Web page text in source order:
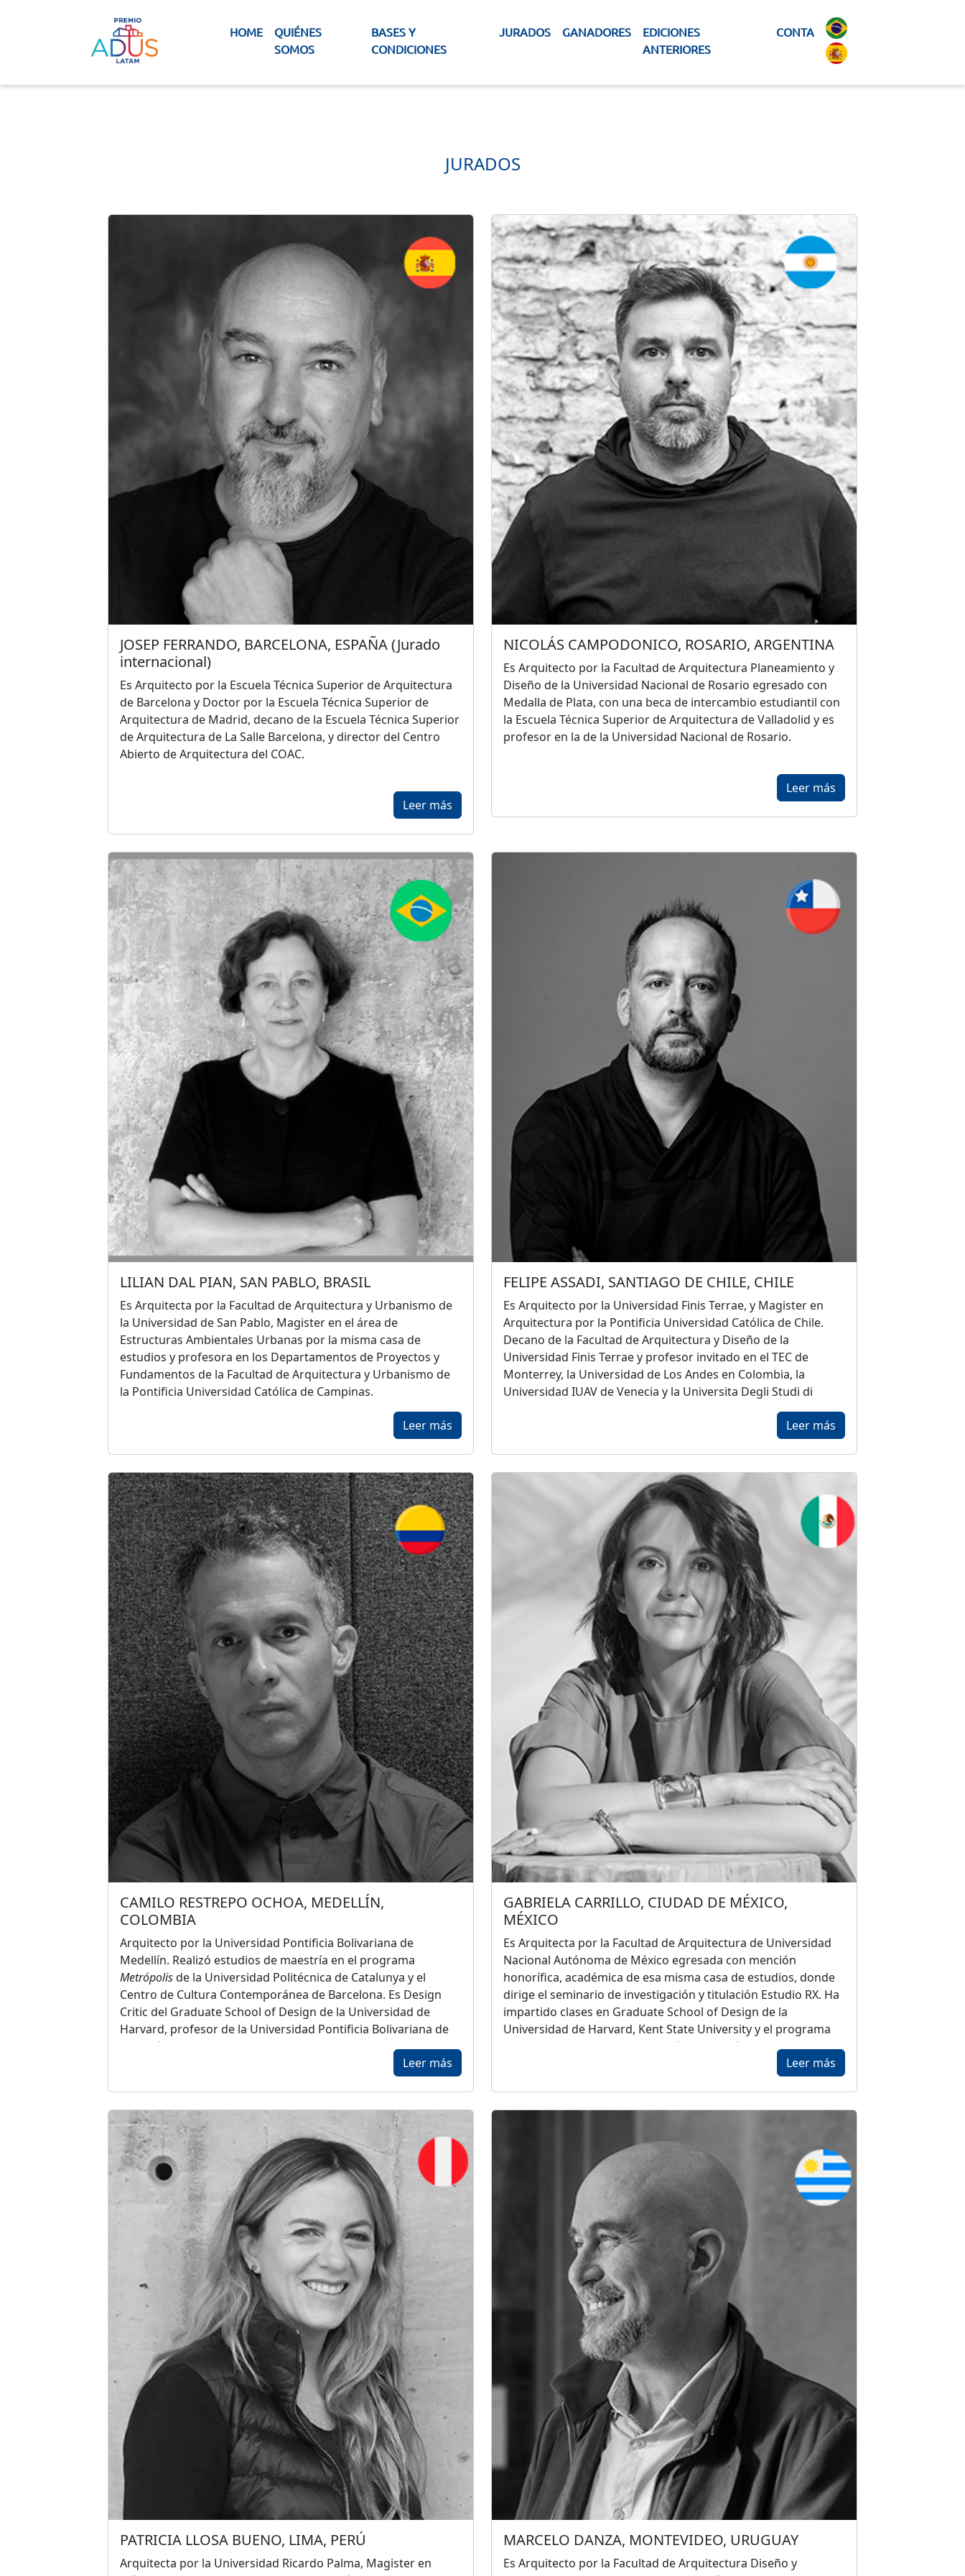
HOME
QUIÉNES
SOMOS
BASES Y
CONDICIONES
JURADOS GANADORES
EDICIONES
ANTERIORES
CONTA
JURADOS
JOSEP FERRANDO, BARCELONA, ESPAÑA (Jurado
internacional)
Es Arquitecto por la Escuela Técnica Superior de Arquitectura
de Barcelona y Doctor por la Escuela Técnica Superior de
Arquitectura de Madrid, decano de la Escuela Técnica Superior
de Arquitectura de La Salle Barcelona, y director del Centro
Abierto de Arquitectura del COAC.
, su obra ha
sido expuesta en la Biennale di Architettura di Venezia 2014 y
galerías destacadas. Ha recibido reconocimiento
internacional, siendo ganador o finalista de los Premios FAD
de Barcelona en más de 10 ediciones, nominado a los Premios
Mies Europa y los Mies América, ha sido Premio de la XV Bienal
Española de Arquitectura y Urbanismo y dos veces Premio de
la Bienal Internacional de Arquitectura de Buenos Aires.
Entre sus obras construidas se destacan el edificio para la
Universidad Di Tella en Buenos Aires, el centro Social en Reus,
la estación de bomberos en Moiá, y varias obras efímeras de
gran impacto como su pabellón en la BBConstrumat 2019 y su
instalación “Tívoli” en el festival Lluérnia, entre otras.
Leer más
NICOLÁS CAMPODONICO, ROSARIO, ARGENTINA
Es Arquitecto por la Facultad de Arquitectura Planeamiento y
Diseño de la Universidad Nacional de Rosario egresado con
Medalla de Plata, con una beca de intercambio estudiantil con
la Escuela Técnica Superior de Arquitectura de Valladolid y es
profesor en la de la Universidad Nacional de Rosario.
, su obra ha sido
galardonada con el Premio especial Wienerberger Brick Award
(Viena), el Gran Premio del Jurado en el Premio Nacional a la
Building of the Year (Santiago de Chile). Su trabajo ha sido
Entre sus obras construidas se destacan la Capilla San
Bernardo en Córdoba, el edificio Maipú en Rosario y el
conjunto de viviendas Marabajo en La Pedrera, entre otras.
Leer más
LILIAN DAL PIAN, SAN PABLO, BRASIL
Es Arquitecta por la Facultad de Arquitectura y Urbanismo de
la Universidad de San Pablo, Magister en el área de
Estructuras Ambientales Urbanas por la misma casa de
estudios y profesora en los Departamentos de Proyectos y
Fundamentos de la Facultad de Arquitectura y Urbanismo de
la Pontificia Universidad Católica de Campinas.
junto a
Renato Dal Pian, comenzaron su ejercicio en las ciudades de
Londres y Milán, consolidando en San Pablo su práctica
gracias a numerosos Primeros Premios en concursos, como
ser la Reurbanización del Barrio da Penha en São Paulo, el
Centro Cultural Sanasa en Campinas, el Museo del
Saneamiento en São Paulo, la nueva unidad del Sesc
Guarulhos, la sede administrativa de Natura (Nasp) en São
Paulo, el Centro Cultural y de Eventos en Paraty y el Complejo
Multifuncional junto al Campus Central de la Pontificia
Universidad Católica de Campinas (PUCC).
Entre sus obras construidas se destacan el edificio para el
SESC de Guarulhos, la sede corporativa central para la
empresaNatura y la nueva sede sdministrativa y laboratorios
centrales para el Grupo Fleuryen, ambos edificios en San Pablo,
entre otras.
Leer más
FELIPE ASSADI, SANTIAGO DE CHILE, CHILE
Es Arquitecto por la Universidad Finis Terrae, y Magister en
Arquitectura por la Pontificia Universidad Católica de Chile.
Decano de la Facultad de Arquitectura y Diseño de la
Universidad Finis Terrae y profesor invitado en el TEC de
Monterrey, la Universidad de Los Andes en Colombia, la
Universidad IUAV de Venecia y la Universita Degli Studi di
En 1999 recibió el Premio Promoción Joven del Colegio de
arquitectos de Chile, otorgado al mejor arquitecto menor de
35 años del país. A partir de allí, hoy titular de la oficina
, ha construido y publicado sus obras en Chile,
México, Guatemala, Perú, Puerto Rico, Venezuela, Estados
Unidos, Ecuador y Uruguay, habiendo obtenido su obra
numerosos premios y distinciones.
Entre sus obras se destacan la Casa H en Zapallar, el complejo
edilicio para la Facultad de Ciencias Económicas y
Administrativas de la Universidad Austral de Chile en Valdivia y
el Hotel Awasi Patagonia en a 6 kilómetros del Parque
Nacional Torres del Paine, entre otras.
Leer más
CAMILO RESTREPO OCHOA, MEDELLÍN,
COLOMBIA
Arquitecto por la Universidad Pontificia Bolivariana de
Medellín. Realizó estudios de maestría en el programa
Metrópolisde la Universidad Politécnica de Catalunya y el
Centro de Cultura Contemporánea de Barcelona. Es Design
Critic del Graduate School of Design de la Universidad de
Harvard, profesor de la Universidad Pontificia Bolivariana de
Medellín y profesor invitado en las Universidades Torcuato di
Tella en Buenos Aires, Católica de Lima, de la República de
Montevideo y en el Instituto de Arquitectura Avanzada de
Ganador del premio Lápiz de Acero, ha sido nominado en
varias ediciones al Mies Crown Hall Architecture Prize y es
ganador de la Bienal Iberoamericana de Arquitectura y
Urbanismo, de la Bienal Mexicana de arquitectura y del Premio
Cemex a la mejor obra pública de Valor Social en México de
AGENdA agencia de arquitecturacolabora y se asocia
habitualmente con otras oficinas de arquitectura
latinoamericanas. Entre sus obras construidas se destacan el
Orquideorama en el Jardín Botánico de Medellín, la Iglesia
Santuario de Nuestro Señor de Tula en Morelos y el Centro de
desarrollo comunitario Parque el Higuerón, en Jojutla de
Juárez, entre otras.
Leer más
GABRIELA CARRILLO, CIUDAD DE MÉXICO,
MÉXICO
Es Arquitecta por la Facultad de Arquitectura de Universidad
Nacional Autónoma de México egresada con mención
honorífica, académica de esa misma casa de estudios, donde
dirige el seminario de investigación y titulación Estudio RX. Ha
impartido clases en Graduate School of Design de la
Universidad de Harvard, Kent State University y el programa
WAVE en Venecia, Italia. Es académica de número de la
Academia de Arquitectura de México, capítulo Ciudad de
un espacio colaborativo e interdisciplinario. Es cofundadora
del Colectivo C733, desarrollando proyectos públicos en
México, fue socia del Taller Rocha Carrillo, por más de nueve
años. Ha recibido reconocimientos como el Emerging Voices
Award, la Médaille d'OR de la Academia Francesa de
Arquitectura y The Royal Academy Dorfman Award.
Entre sus obras se destacan el Mercado Público de
Matamoros, la Casa de música en Nacajuca, Habita Hotel
Cuatro en Baja California y Casa Piedra en Acapulco de Juárez,
Leer más
PATRICIA LLOSA BUENO, LIMA, PERÚ
Arquitecta por la Universidad Ricardo Palma, Magister en
MARCELO DANZA, MONTEVIDEO, URUGUAY
Es Arquitecto por la Facultad de Arquitectura Diseño y